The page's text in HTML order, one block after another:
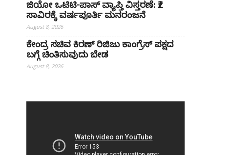
ಜಿಯೋ ಒಟಿಟಿ-ಪಾಸ್ ವ್ಯಾಪ್ತಿ ವಿಸ್ತರಣೆ: ₹2
ಸಾವಿರಕ್ಕೆ ವರ್ಷಪೂರ್ತಿ ಮನರಂಜನೆ
August 8, 2026
ಕೇಂದ್ರ ಸಚಿವ ಕಿರಣ್ ರಿಜಿಜು ಕಾಂಗ್ರೆಸ್ ಪಕ್ಷದ
ಬಗ್ಗೆ ಚಿಂತಿಸುವುದು ಬೇಡ
August 8, 2026